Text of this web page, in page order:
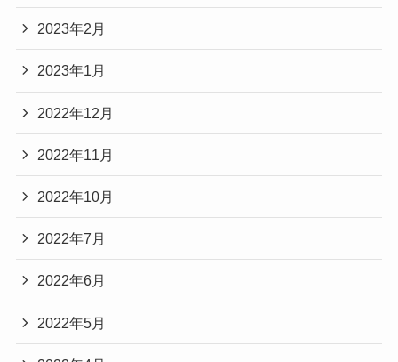
2023年2月
2023年1月
2022年12月
2022年11月
2022年10月
2022年7月
2022年6月
2022年5月